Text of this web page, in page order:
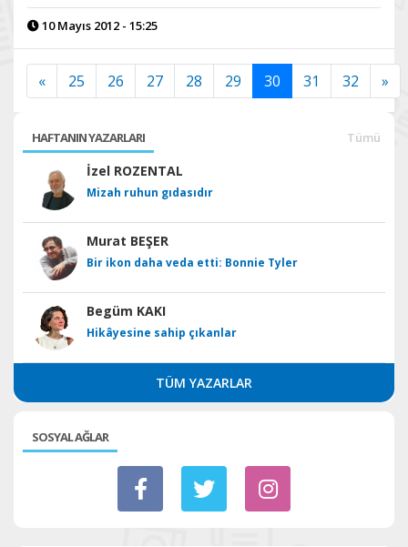
10 Mayıs 2012 - 15:25
« 25 26 27 28 29 30 31 32 »
HAFTANIN YAZARLARI Tümü
İzel ROZENTAL
Mizah ruhun gıdasıdır
Murat BEŞER
Bir ikon daha veda etti: Bonnie Tyler
Begüm KAKI
Hikâyesine sahip çıkanlar
TÜM YAZARLAR
SOSYAL AĞLAR